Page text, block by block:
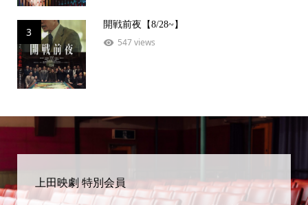
3
開戦前夜【8/28~】
547 views
上田映劇 特別会員